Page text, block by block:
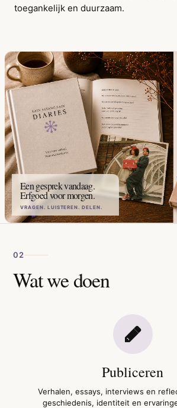
toegankelijk en duurzaam.
Een gesprek vandaag.
Erfgoed voor morgen.
VRAGEN. LUISTEREN. DELEN.
02
Wat we doen
Publiceren
Verhalen, essays, interviews en
geschiedenis, identiteit en